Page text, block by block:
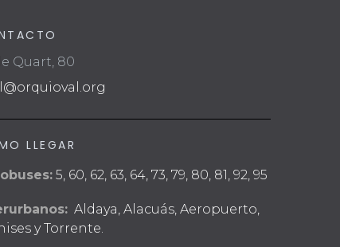
Quart, 80
LLEGAR
5, 60, 62, 63, 64, 73, 79, 80, 81, 92, 95
Aldaya, Alacuás, Aeropuerto,
y Torrente.